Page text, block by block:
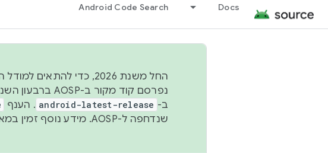
Docs
Android Code Search
החל משנת 2026, כדי
ב- android-latest-release . הענף
שנדחפה ל-AOSP. מידע נוסף זמין במאמר